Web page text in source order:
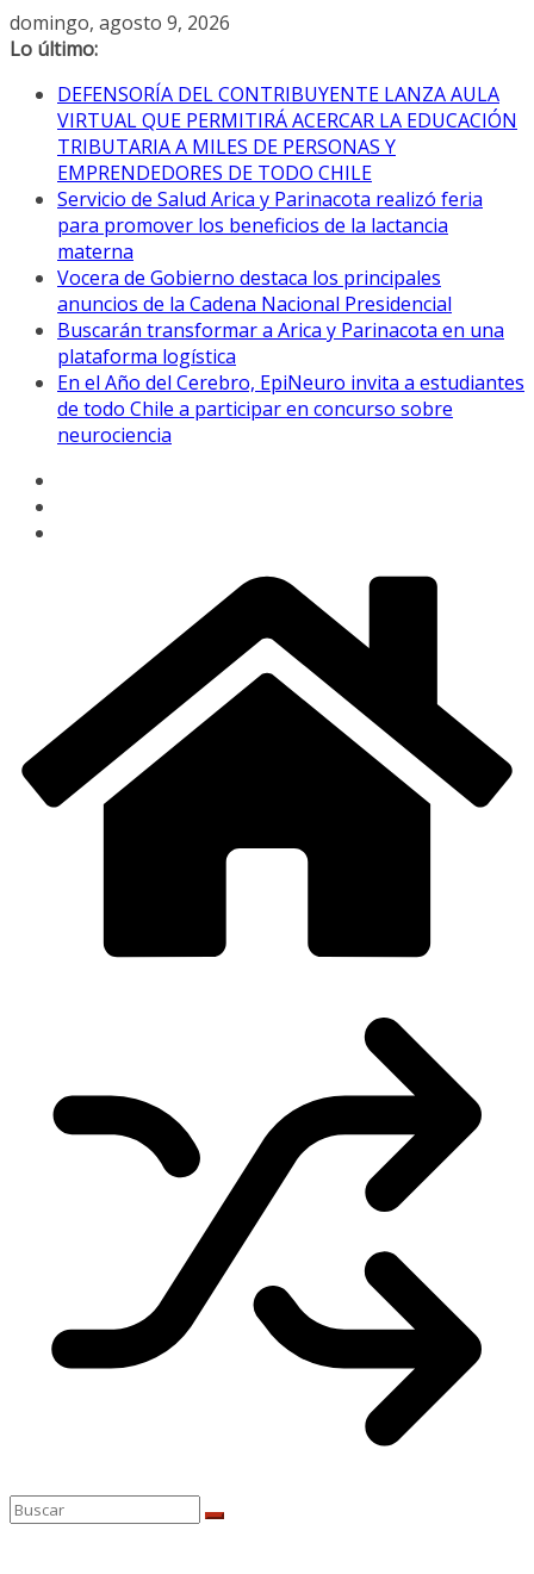
Saltar
al
domingo, agosto 9, 2026
Lo último:
DEFENSORÍA DEL CONTRIBUYENTE LANZA AULA
VIRTUAL QUE PERMITIRÁ ACERCAR LA EDUCACIÓN
TRIBUTARIA A MILES DE PERSONAS Y
EMPRENDEDORES DE TODO CHILE
Servicio de Salud Arica y Parinacota realizó feria
para promover los beneficios de la lactancia
materna
Vocera de Gobierno destaca los principales
anuncios de la Cadena Nacional Presidencial
Buscarán transformar a Arica y Parinacota en una
plataforma logística
En el Año del Cerebro, EpiNeuro invita a estudiantes
de todo Chile a participar en concurso sobre
neurociencia